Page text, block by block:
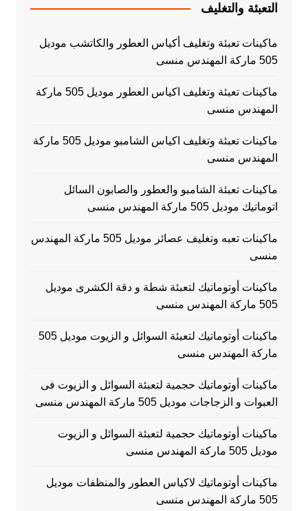
التعبئة والتغليف
ماكينات تعبئة وتغليف أكياس العطور والكاتشب موديل
505 ماركة المهندس منسى
ماكينات تعبئة وتغليف اكياس العطور موديل 505 ماركة
المهندس منسى
ماكينات تعبئة وتغليف اكياس الشامبو موديل 505 ماركة
المهندس منسى
ماكينات تعبئة الشامبو والعطور والصابون السائل
اتوماتيك موديل 505 ماركة المهندس منسى
ماكينات تعبه وتغليف عصائر موديل 505 ماركة المهندس
منسى
ماكينات أوتوماتيك لتعبئة شطة و دقة الكشرى موديل
505 ماركة المهندس منسى
ماكينات أوتوماتيك لتعبئة السوائل و الزيوت موديل 505
ماركة المهندس منسى
ماكينات أوتوماتيك حجمية لتعبئة السوائل و الزيوت فى
العبوات و الزجاجات موديل 505 ماركة المهندس منسى
ماكينات أوتوماتيك حجمية لتعبئة السوائل و الزيوت
موديل 505 ماركة المهندس منسى
ماكينات أوتوماتيك لاكياس العطور والمنظفات موديل
505 ماركة المهندس منسى